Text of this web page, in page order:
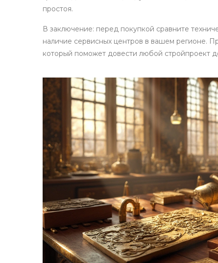
простоя.
В заключение: перед покупкой сравните
наличие сервисных центров в вашем регионе.
который поможет довести любой стройпроект